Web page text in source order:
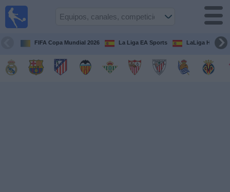
FIFA Copa Mundial 2026 La Liga EA Sports LaLiga
Guía de
Televisados